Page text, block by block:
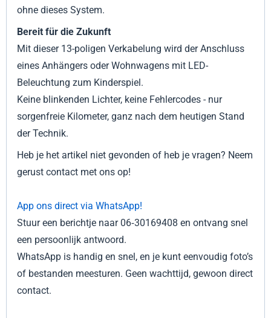
ohne dieses System.
Bereit für die Zukunft
Mit dieser 13-poligen Verkabelung wird der Anschluss
eines Anhängers oder Wohnwagens mit LED-
Beleuchtung zum Kinderspiel.
Keine blinkenden Lichter, keine Fehlercodes - nur
sorgenfreie Kilometer, ganz nach dem heutigen Stand
der Technik.
Heb je het artikel niet gevonden of heb je vragen? Neem
gerust contact met ons op!
App ons direct via WhatsApp!
Stuur een berichtje naar 06‑30169408 en ontvang snel
een persoonlijk antwoord.
WhatsApp is handig en snel, en je kunt eenvoudig foto’s
of bestanden meesturen. Geen wachttijd, gewoon direct
contact.